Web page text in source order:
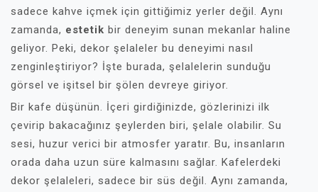
sadece kahve içmek için gittiğimiz yerler değil. Aynı
zamanda, estetik bir deneyim sunan mekanlar haline
geliyor. Peki, dekor şelaleler bu deneyimi nasıl
zenginleştiriyor? İşte burada, şelalelerin sunduğu
görsel ve işitsel bir şölen devreye giriyor.
Bir kafe düşünün. İçeri girdiğinizde, gözlerinizi ilk
çevirip bakacağınız şeylerden biri, şelale olabilir. Su
sesi, huzur verici bir atmosfer yaratır. Bu, insanların
orada daha uzun süre kalmasını sağlar. Kafelerdeki
dekor şelaleleri, sadece bir süs değil. Aynı zamanda,